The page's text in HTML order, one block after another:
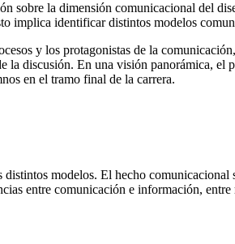
sobre la dimensión comunicacional del
implica identificar distintos modelos
y los protagonistas de la
la discusión. En una visión panorámica,
en el tramo final de la carrera.
modelos. El hecho
entre comunicación e información,